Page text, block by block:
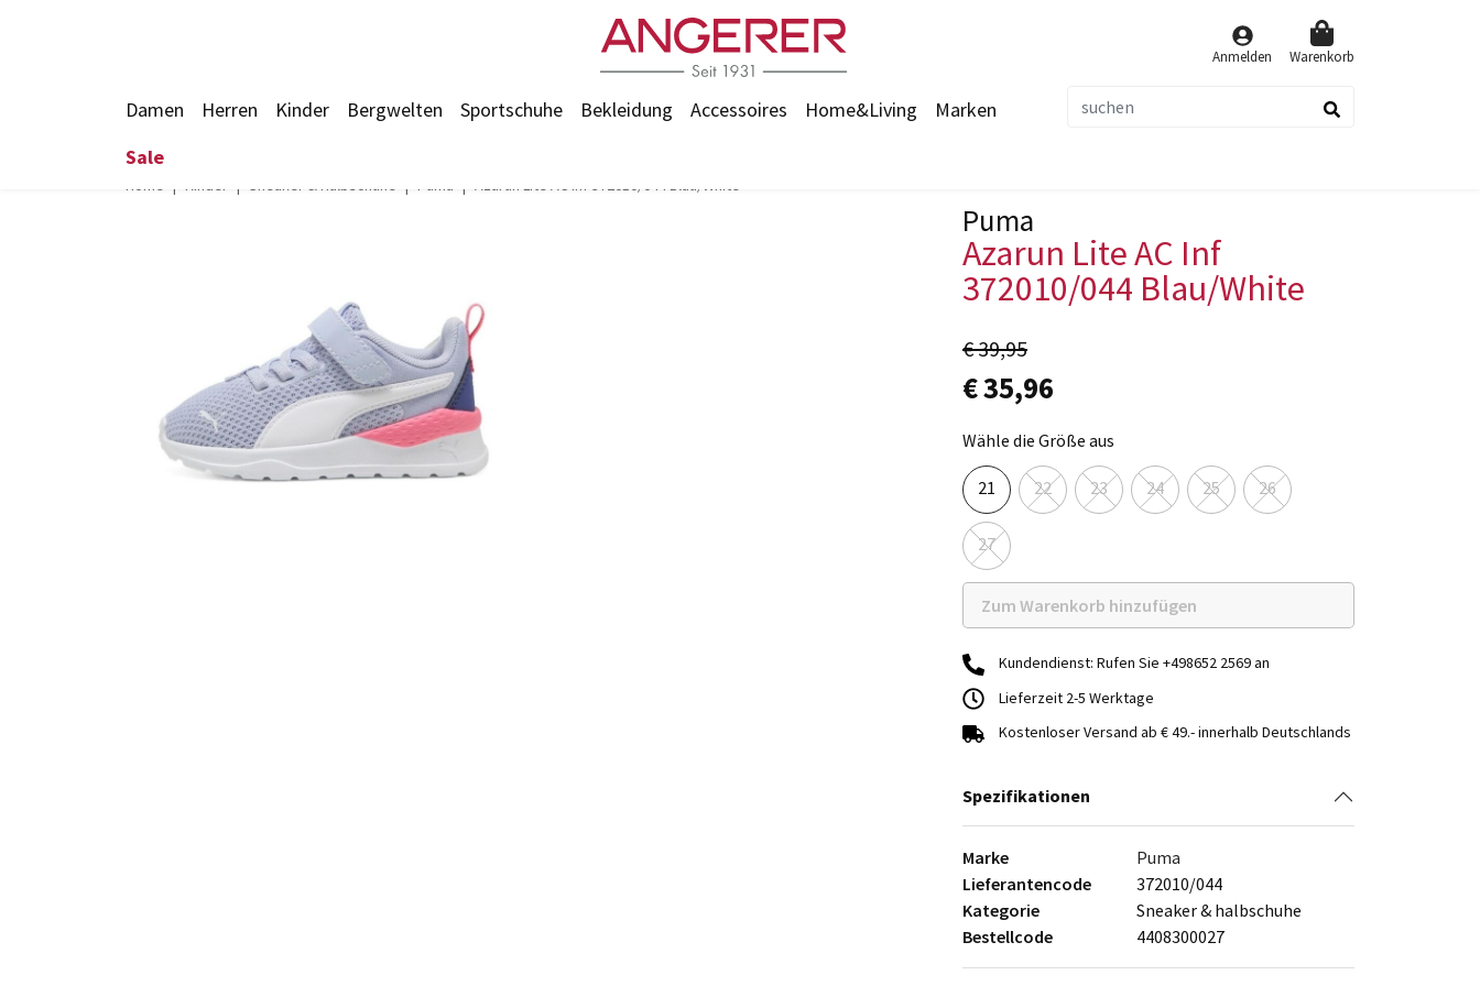
Anmelden Warenkorb
Damen Herren Kinder Bergwelten Sportschuhe Bekleidung Accessoires Home&Living
Marken
Sale
Home Kinder Sneaker & Halbschuhe Puma Azarun Lite AC Inf 372010/044 Blau/White
Puma
Azarun Lite AC Inf
372010/044 Blau/White
€ 39,95
€ 35,96
Wähle die Größe aus
21 22 23 24 25 26
27
Zum Warenkorb hinzufügen
Kundendienst: Rufen Sie +498652 2569 an
Lieferzeit 2-5 Werktage
Kostenloser Versand ab € 49.- innerhalb Deutschlands
Spezifikationen
Marke
Puma
Lieferantencode
372010/044
Kategorie
Sneaker & halbschuhe
Bestellcode
4408300027